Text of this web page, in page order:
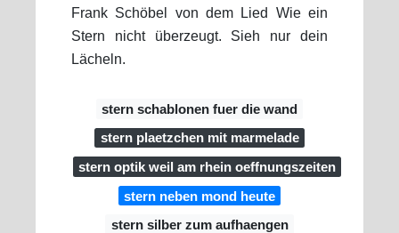
Frank Schöbel von dem Lied Wie ein
Stern nicht überzeugt. Sieh nur dein
Lächeln.
stern schablonen fuer die wand
stern plaetzchen mit marmelade
stern optik weil am rhein oeffnungszeiten
stern neben mond heute
stern silber zum aufhaengen